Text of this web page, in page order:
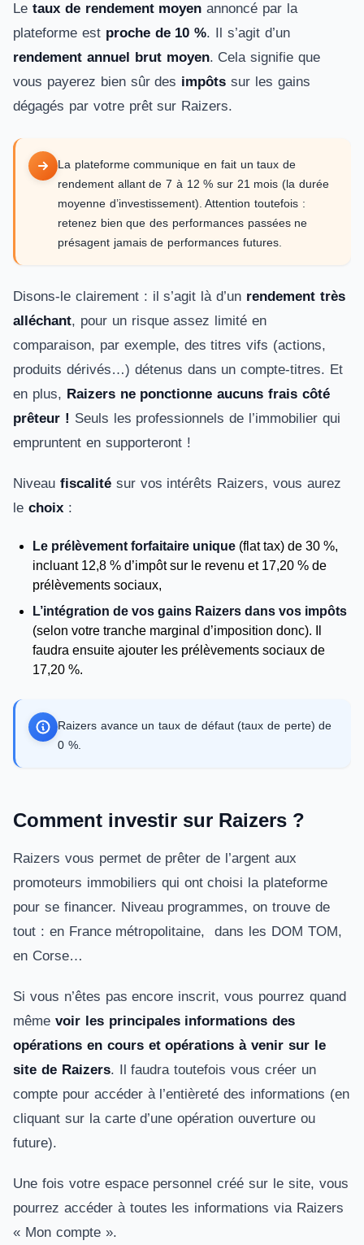
Le taux de rendement moyen annoncé par la
plateforme est proche de 10 %. Il s’agit d’un
rendement annuel brut moyen. Cela signifie que
vous payerez bien sûr des impôts sur les gains
dégagés par votre prêt sur Raizers.
La plateforme communique en fait un taux de
rendement allant de 7 à 12 % sur 21 mois (la durée
moyenne d’investissement). Attention toutefois :
retenez bien que des performances passées ne
présagent jamais de performances futures.
Disons-le clairement : il s’agit là d’un rendement très
alléchant, pour un risque assez limité en
comparaison, par exemple, des titres vifs (actions,
produits dérivés…) détenus dans un compte-titres. Et
en plus, Raizers ne ponctionne aucuns frais côté
prêteur ! Seuls les professionnels de l’immobilier qui
empruntent en supporteront !
Niveau fiscalitésur vos intérêts Raizers, vous aurez
le choix:
Le prélèvement forfaitaire unique (flat tax) de 30 %,
incluant 12,8 % d’impôt sur le revenu et 17,20 % de
prélèvements sociaux,
L’intégration de vos gains Raizers dans vos impôts
(selon votre tranche marginal d’imposition donc). Il
faudra ensuite ajouter les prélèvements sociaux de
17,20 %.
Raizers avance un taux de défaut (taux de perte) de
0 %.
Comment investir sur Raizers ?
Raizers vous permet de prêter de l’argent aux
promoteurs immobiliers qui ont choisi la plateforme
pour se financer. Niveau programmes, on trouve de
tout : en France métropolitaine, dans les DOM TOM,
en Corse…
Si vous n’êtes pas encore inscrit, vous pourrez quand
même voir les principales informations des
opérations en cours et opérations à venir sur le
site de Raizers. Il faudra toutefois vous créer un
compte pour accéder à l’entièreté des informations (en
cliquant sur la carte d’une opération ouverture ou
future).
Une fois votre espace personnel créé sur le site, vous
pourrez accéder à toutes les informations via Raizers
« Mon compte ».